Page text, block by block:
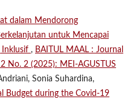
dalam Mendorong
untuk Mencapai
Inklusif , BAITUL MAAL : Journal
No. 2 (2025): MEI-AGUSTUS
Sonia Suhardina,
Budget during the Covid-19